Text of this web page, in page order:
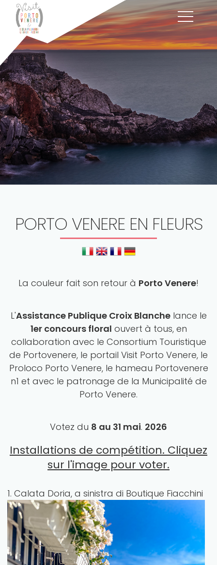
PORTO VENERE EN FLEURS
La couleur fait son retour à Porto Venere!
L'Assistance Publique Croix Blanchelance le
1er concours floral ouvert à tous, en
collaboration avec le Consortium Touristique
de Portovenere, le portail Visit Porto Venere, le
Proloco Porto Venere, le hameau Portovenere
n1 et avec le patronage de la Municipalité de
Porto Venere.
Votez du 8 au 31 mai. 2026
Installations de compétition. Cliquez
sur l'image pour voter.
1. Calata Doria, a sinistra di Boutique Fiacchini